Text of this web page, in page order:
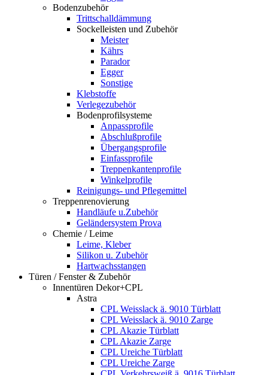
Bodenzubehör
Trittschalldämmung
Sockelleisten und Zubehör
Meister
Kährs
Parador
Egger
Sonstige
Klebstoffe
Verlegezubehör
Bodenprofilsysteme
Anpassprofile
Abschlußprofile
Übergangsprofile
Einfassprofile
Treppenkantenprofile
Winkelprofile
Reinigungs- und Pflegemittel
Treppenrenovierung
Handläufe u.Zubehör
Geländersystem Prova
Chemie / Leime
Leime, Kleber
Silikon u. Zubehör
Hartwachsstangen
Türen / Fenster & Zubehör
Innentüren Dekor+CPL
Astra
CPL Weisslack ä. 9010 Türblatt
CPL Weisslack ä. 9010 Zarge
CPL Akazie Türblatt
CPL Akazie Zarge
CPL Ureiche Türblatt
CPL Ureiche Zarge